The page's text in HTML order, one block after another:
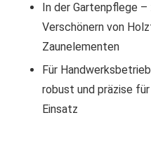
In der Gartenpflege
Verschönern von
Zaunelementen
Für
robust und präzise
Einsatz